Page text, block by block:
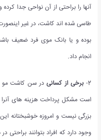
آنها را براحتی از آن نواحی جدا
طاسی شده اند کاشت، در غیر
بوده و یا بانک موی فرد ضعیف
انجام داد.
2- برخی از کسانیدر سن کاشت مو
است مشکل پرداخت هزینه های
بزرگی نیست و امروزه خوشبختانه
وجود دارد که افراد بتوانند براحتی